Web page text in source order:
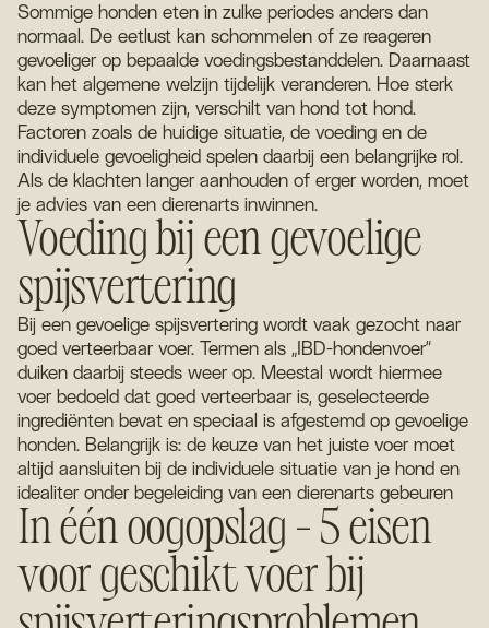
Sommige honden eten in zulke periodes anders dan
normaal. De eetlust kan schommelen of ze reageren
gevoeliger op bepaalde voedingsbestanddelen. Daarnaast
kan het algemene welzijn tijdelijk veranderen. Hoe sterk
deze symptomen zijn, verschilt van hond tot hond.
Factoren zoals de huidige situatie, de voeding en de
individuele gevoeligheid spelen daarbij een belangrijke rol.
Als de klachten langer aanhouden of erger worden, moet
je advies van een dierenarts inwinnen.
Voeding bij een gevoelige
spijsvertering
Bij een gevoelige spijsvertering wordt vaak gezocht naar
goed verteerbaar voer. Termen als „IBD-hondenvoer“
duiken daarbij steeds weer op. Meestal wordt hiermee
voer bedoeld dat goed verteerbaar is, geselecteerde
ingrediënten bevat en speciaal is afgestemd op gevoelige
honden. Belangrijk is: de keuze van het juiste voer moet
altijd aansluiten bij de individuele situatie van je hond en
idealiter onder begeleiding van een dierenarts gebeuren
In één oogopslag – 5 eisen
voor geschikt voer bij